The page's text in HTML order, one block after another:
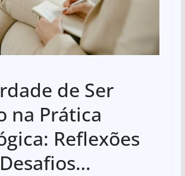
de Ser
na Prática
Reflexões